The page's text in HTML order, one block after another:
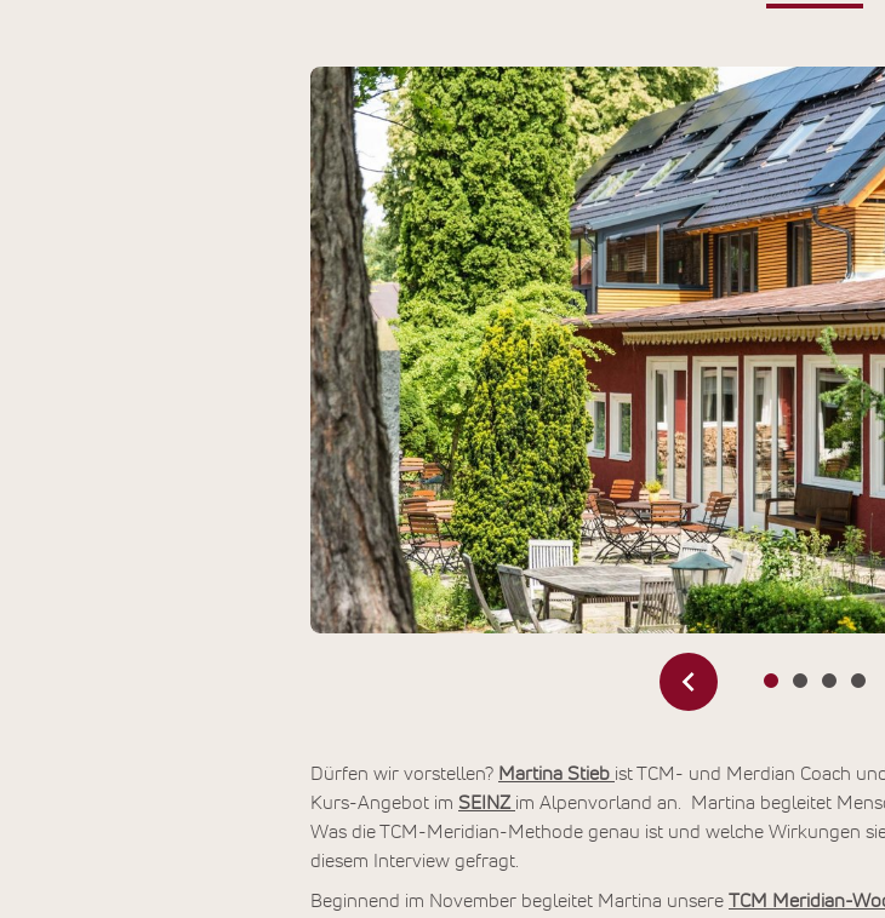
Dürfen wir vorstellen? Martina Stieb ist TCM- und Merdian Coach
Kurs-Angebot im SEINZ im Alpenvorland an. Martina begleitet
Was die TCM-Meridian-Methode genau ist und welche Wirkungen
diesem Interview gefragt.
Beginnend im November begleitet Martina unsere TCM Meridian-